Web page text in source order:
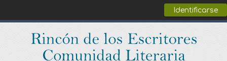
Identificarse